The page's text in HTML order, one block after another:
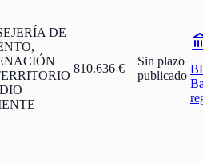
DE
810.636 €
Sin plazo
publicado